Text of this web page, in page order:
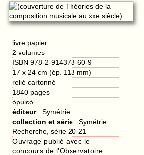
livre papier
2 volumes
ISBN 978-2-914373-60-9
17 x 24 cm (ép. 113 mm)
relié cartonné
1840 pages
épuisé
éditeur:Symétrie
collection et série : Symétrie
Recherche, série 20-21
Ouvrage publié avec le
concours de l’Observatoire